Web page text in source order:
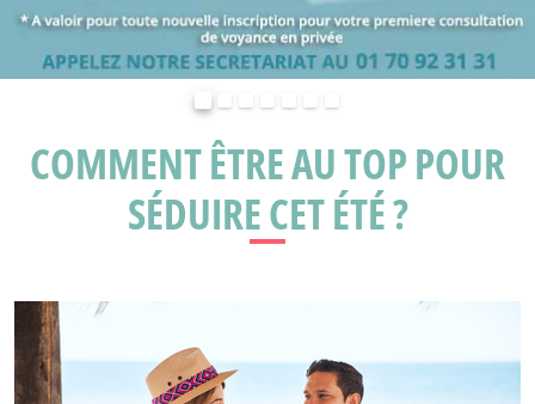
COMMENT ÊTRE AU TOP POUR
SÉDUIRE CET ÉTÉ ?